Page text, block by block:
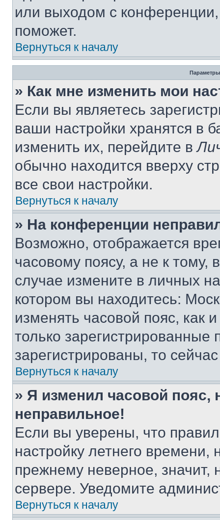
или выходом с
поможет.
Вернуться к началу
Параметры
» Как мне изменить мои
Если вы являетесь
ваши настройки хранятся в
изменить их, перейдите в
обычно находится вверху
все свои настройки.
Вернуться к началу
» На конференции
Возможно, отображается
часовому поясу, а не к тому,
случае измените в личных
котором вы находитесь:
изменять часовой пояс, как
только
зарегистрированы, то
Вернуться к началу
» Я изменил часовой пояс,
неправильное!
Если вы уверены, что
настройку летнего
прежнему неверное, значит,
сервере. Уведомите
Вернуться к началу